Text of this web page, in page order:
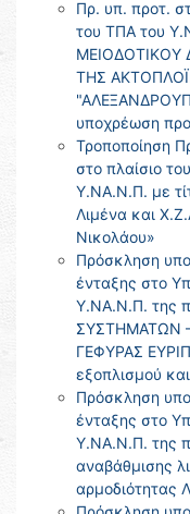
Πρ. υπ. προτ.
του ΤΠΑ του
ΜΕΙΟΔΟΤΙΚΟΥ
ΤΗΣ
υποχρέωση
Τροποποίηση
στο πλαίσιο
Υ.ΝΑ.Ν.Π. με
Λιμένα και
Νικολάου»
Πρόσκληση
ένταξης στο
Υ.ΝΑ.Ν.Π. της
ΣΥΣΤΗΜΑΤΩΝ
ΓΕΦΥΡΑΣ
εξοπλισμού
Πρόσκληση
ένταξης στο
Υ.ΝΑ.Ν.Π. της
αναβάθμισης
αρμοδιότητας